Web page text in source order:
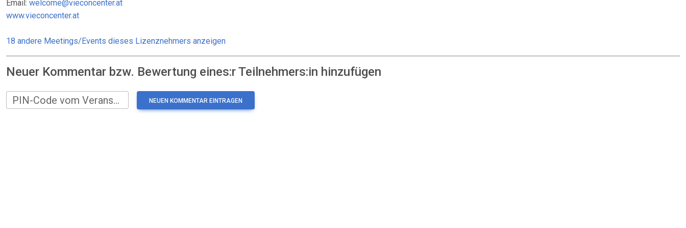
Email: welcome@vieconcenter.at
www.vieconcenter.at
18 andere Meetings/Events dieses Lizenznehmers anzeigen
Neuer Kommentar bzw. Bewertung eines:r Teilnehmers:in hinzufügen
PIN-Code vom Veranstalter